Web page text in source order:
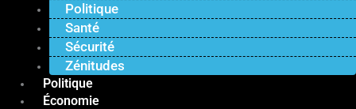
Politique
Santé
Sécurité
Zénitudes
Politique
Économie